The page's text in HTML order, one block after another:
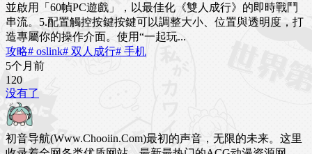
並啟用「60幀PC遊戲」，以最佳化《雙人成行》的即時戰鬥
串流。5.配置觸控按鍵按鍵可以調整大小、位置與透明度，打
造專屬你的操作介面。使用“一起玩...
攻略# oslink# 双人成行# 手机
5个月前
120
没有了
初音导航(Www.Chooiin.Com)最初的声音，无限的未来。这里